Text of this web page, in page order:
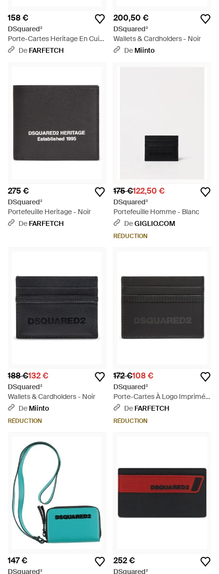
158 €
DSquared²
Porte-Cartes Heritage En Cuir
- Noir
De FARFETCH
200,50 €
DSquared²
Wallets & Cardholders - Noir
De Miinto
275 €
DSquared²
Portefeuille Heritage - Noir
De FARFETCH
175 €122,50 €
DSquared²
Portefeuille Homme - Blanc
DeGIGLIO.COM
RÉDUCTION
188 €132 €
DSquared²
Wallets & Cardholders - Noir
De Miinto
RÉDUCTION
172 €108 €
DSquared²
Porte-Cartes À Logo Imprimé -
NoirDe FARFETCH
RÉDUCTION
147 €
DSquared²
252 €
DSquared²